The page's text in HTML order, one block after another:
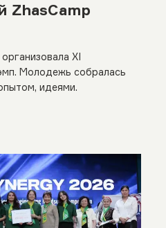
ZhasCamp
XI
Молодежь собралась
идеями.